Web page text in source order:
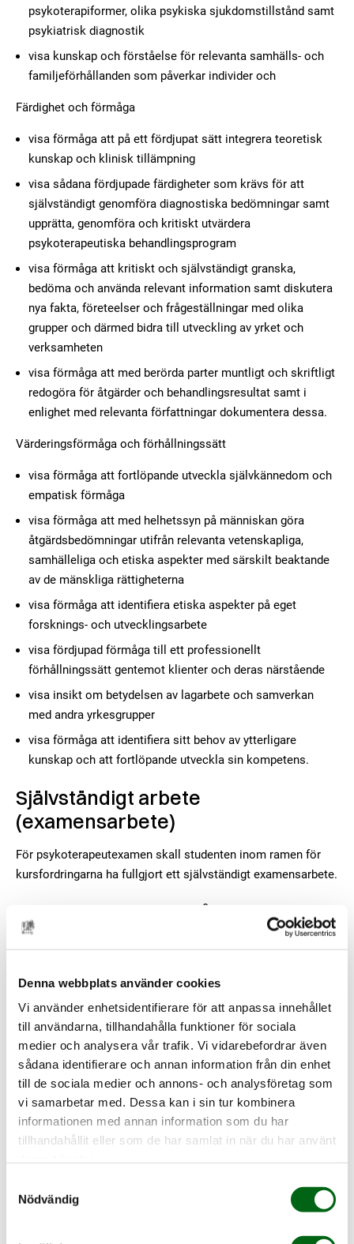
Denna webbplats använder cookies
Vi använder enhetsidentifierare för att anpassa innehållet
till användarna, tillhandahålla funktioner för sociala
medier och analysera vår trafik. Vi vidarebefordrar även
sådana identifierare och annan information från din enhet
till de sociala medier och annons- och analysföretag som
vi samarbetar med. Dessa kan i sin tur kombinera
informationen med annan information som du har
tillhandahållit eller som de har samlat in när du har använt
Nödvändig
psykoterapiformer, olika psykiska sjukdomstillstånd samt
psykiatrisk diagnostik
visa kunskap och förståelse för relevanta samhälls- och
familjeförhållanden som påverkar individer och
Färdighet och förmåga
visa förmåga att på ett fördjupat sätt integrera teoretisk
kunskap och klinisk tillämpning
visa sådana fördjupade färdigheter som krävs för att
självständigt genomföra diagnostiska bedömningar samt
upprätta, genomföra och kritiskt utvärdera
psykoterapeutiska behandlingsprogram
visa förmåga att kritiskt och självständigt granska,
bedöma och använda relevant information samt diskutera
nya fakta, företeelser och frågeställningar med olika
grupper och därmed bidra till utveckling av yrket och
verksamheten
visa förmåga att med berörda parter muntligt och skriftligt
redogöra för åtgärder och behandlingsresultat samt i
enlighet med relevanta författningar dokumentera dessa.
Värderingsförmåga och förhållningssätt
visa förmåga att fortlöpande utveckla självkännedom och
empatisk förmåga
visa förmåga att med helhetssyn på människan göra
åtgärdsbedömningar utifrån relevanta vetenskapliga,
samhälleliga och etiska aspekter med särskilt beaktande
av de mänskliga rättigheterna
visa förmåga att identifiera etiska aspekter på eget
forsknings- och utvecklingsarbete
visa fördjupad förmåga till ett professionellt
förhållningssätt gentemot klienter och deras närstående
visa insikt om betydelsen av lagarbete och samverkan
med andra yrkesgrupper
visa förmåga att identifiera sitt behov av ytterligare
kunskap och att fortlöpande utveckla sin kompetens.
Självständigt arbete
(examensarbete)
För psykoterapeutexamen skall studenten inom ramen för
kursfordringarna ha fullgjort ett självständigt examensarbete.
Utbildningens innehåll
Utvecklingspsykologi (12 hp) innehåller följande delkurser:
Spädbarnsobservation 3 hp
Utvecklingspsykologi, barn 5 hp
Utvecklingspsykologi, ungdom 4 hp
Psykopatologi och diagnostik (8 hp) innehåller följande
delkurser:
Psykopatologi, barn och ungdom, 4 hp
Bedömning inför psykoterapi, 4 hp
Psykoterapeutisk teknik (18 hp) innehåller följande delkurser:
Psykoterapeutisk teknik med barn och i kontakt med